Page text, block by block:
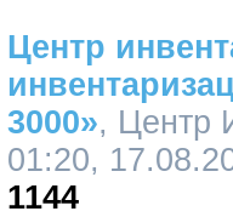
Центр
3000», Центр
01:20,
1144